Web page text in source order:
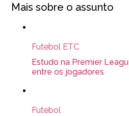
Mais sobre o assunto
Futebol ETC
Estudo na Premier
entre os jogadores
Futebol